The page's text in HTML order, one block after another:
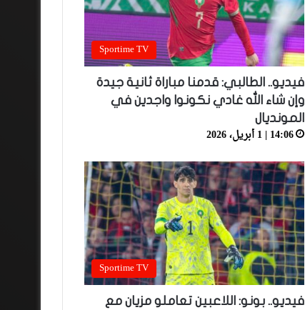
Sportime TV
فيديو.. الطالبي: قدمنا مباراة ثانية جيدة
وإن شاء الله غادي نكونوا واجدين في
المونديال
14:06 | 1 أبريل، 2026
Sportime TV
فيديو.. بونو: اللاعبين تعاملو مزيان مع